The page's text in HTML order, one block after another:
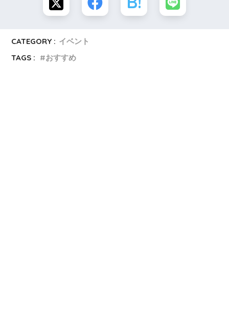
CATEGORY : イベント
TAGS :
おすすめ